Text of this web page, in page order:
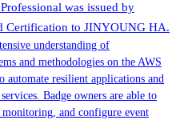
was issued by
Certification to JINYOUNG HA.
understanding of
and methodologies on the AWS
automate resilient applications and
Badge owners are able to
and configure event